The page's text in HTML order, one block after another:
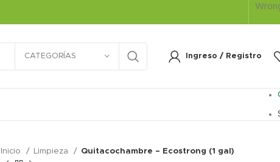
CATEGORÍAS Ingreso / Registro
Inicio Limpieza Quitacochambre – Ecostrong (1 gal)